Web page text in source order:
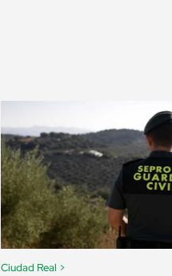
Ciudad Real >